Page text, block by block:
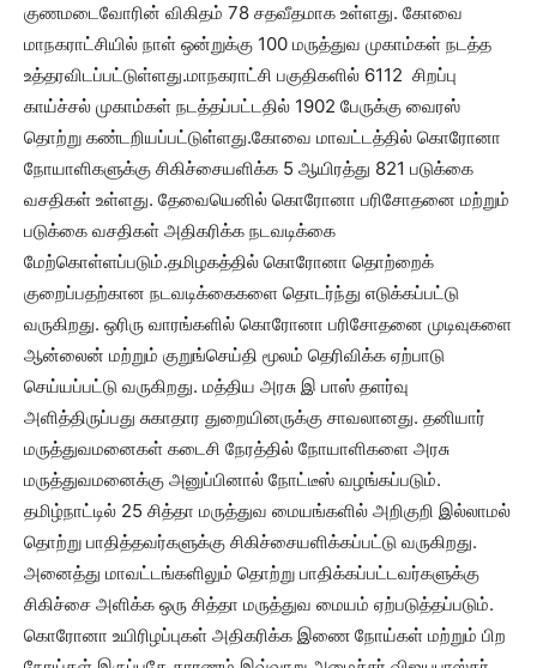
குணமடைவோரின் விகிதம் 78 சதவீதமாக உள்ளது‌. கோவை
மாநகராட்சியில் நாள் ஒன்றுக்கு 100 மருத்துவ முகாம்கள் நடத்த
உத்தரவிடப்பட்டுள்ளது.மாநகராட்சி பகுதிகளில் 6112 சிறப்பு
காய்ச்சல் முகாம்கள் நடத்தப்பட்டதில் 1902 பேருக்கு வைரஸ்
தொற்று கண்டறியப்பட்டுள்ளது.கோவை மாவட்டத்தில் கொரோனா
நோயாளிகளுக்கு சிகிச்சையளிக்க 5 ஆயிரத்து 821 படுக்கை
வசதிகள் உள்ளது. தேவையெனில் கொரோனா பரிசோதனை மற்றும்
படுக்கை வசதிகள் அதிகரிக்க நடவடிக்கை
மேற்கொள்ளப்படும்.தமிழகத்தில் கொரோனா தொற்றைக்
குறைப்பதற்கான நடவடிக்கைகளை தொடர்ந்து எடுக்கப்பட்டு
வருகிறது. ஒரிரு வாரங்களில் கொரோனா பரிசோதனை முடிவுகளை
ஆன்லைன் மற்றும் குறுங்செய்தி மூலம் தெரிவிக்க ஏற்பாடு
செய்யப்பட்டு வருகிறது. மத்திய அரசு இ பாஸ் தளர்வு
அளித்திருப்பது சுகாதார துறையினருக்கு சாவலானது. தனியார்
மருத்துவமனைகள் கடைசி நேரத்தில் நோயாளிகளை அரசு
மருத்துவமனைக்கு அனுப்பினால் நோட்டீஸ் வழங்கப்படும்.
தமிழ்நாட்டில் 25 சித்தா மருத்துவ மையங்களில் அறிகுறி இல்லாமல்
தொற்று பாதித்தவர்களுக்கு சிகிச்சையளிக்கப்பட்டு வருகிறது.
அனைத்து மாவட்டங்களிலும் தொற்று பாதிக்கப்பட்டவர்களுக்கு
சிகிச்சை அளிக்க ஒரு சித்தா மருத்துவ மையம் ஏற்படுத்தப்படும்.
கொரோனா உயிரிழப்புகள் அதிகரிக்க இணை நோய்கள் மற்றும் பிற